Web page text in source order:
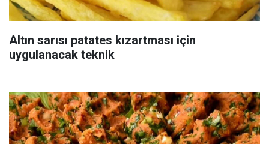
Altın sarısı patates kızartması için
uygulanacak teknik